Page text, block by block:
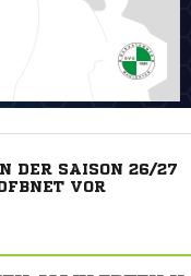
DER SAISON 26/27
VOR